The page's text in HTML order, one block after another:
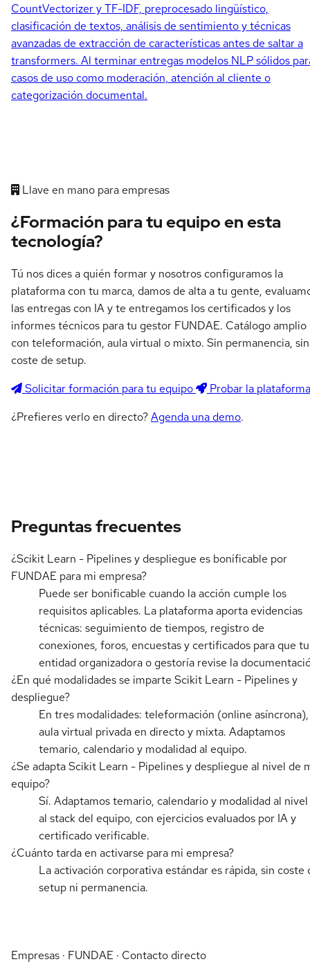
CountVectorizer y TF-IDF, preprocesado lingüístico,
clasificación de textos, análisis de sentimiento y técnicas
avanzadas de extracción de características antes de saltar a
transformers. Al terminar entregas modelos NLP sólidos
casos de uso como moderación, atención al cliente o
categorización documental.
Llave en mano para empresas
¿Formación para tu equipo en esta
tecnología?
Tú nos dices a quién formar y nosotros configuramos la
plataforma con tu marca, damos de alta a tu gente,
las entregas con IA y te entregamos los certificados y los
informes técnicos para tu gestor FUNDAE. Catálogo amplio
con teleformación, aula virtual o mixto. Sin permanencia, sin
coste de setup.
Solicitar formación para tu equipo
Probar la plataforma
¿Prefieres verlo en directo?Agenda una demo.
Preguntas frecuentes
¿Scikit Learn - Pipelines y despliegue es bonificable por
FUNDAE para mi empresa?
Puede ser bonificable cuando la acción cumple los
requisitos aplicables. La plataforma aporta evidencias
técnicas: seguimiento de tiempos, registro de
conexiones, foros, encuestas y certificados para que tu
entidad organizadora o gestoría revise la
¿En qué modalidades se imparte Scikit Learn - Pipelines y
despliegue?
En tres modalidades: teleformación (online asíncrona),
aula virtual privada en directo y mixta. Adaptamos
temario, calendario y modalidad al equipo.
¿Se adapta Scikit Learn - Pipelines y despliegue al nivel de
equipo?
Sí. Adaptamos temario, calendario y modalidad al
al stack del equipo, con ejercicios evaluados por IA y
certificado verificable.
¿Cuánto tarda en activarse para mi empresa?
La activación corporativa estándar es rápida, sin coste
setup ni permanencia.
Empresas · FUNDAE · Contacto directo